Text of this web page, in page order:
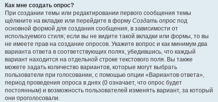
Как мне создать опрос?
При создании темы или редактировании первого сообщения темы
щёлкните на вкладке или перейдите в форму Создать опрос под
основной формой для создания сообщения, в зависимости от
используемого стиля; если вы не видите такой вкладки или формы, то вы
не имеете прав на создание опросов. Укажите вопрос и как минимум два
варианта ответа в соответствующих полях, убедившись, что каждый
вариант находится на отдельной строке текстового поля. Вы также
можете задать количество вариантов, которые могут выбрать
пользователи при голосовании, с помощью опции «Вариантов ответа»,
период проведения опроса в днях (0 означает, что опрос будет
постоянным) и возможность пользователей изменять вариант, за который
они проголосовали.